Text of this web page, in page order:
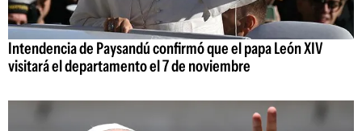
Intendencia de Paysandú confirmó que el papa León XIV
visitará el departamento el 7 de noviembre